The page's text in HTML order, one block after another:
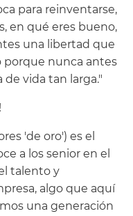
para reinventarse,
en qué eres bueno,
una libertad que
porque nunca antes
vida tan larga."
'de oro') es el
a los senior en el
talento y
algo que aquí
una generación